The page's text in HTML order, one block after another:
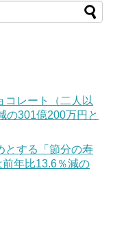
コレート（二人以
の301億200万円と
とする「節分の寿
年比13.6％減の